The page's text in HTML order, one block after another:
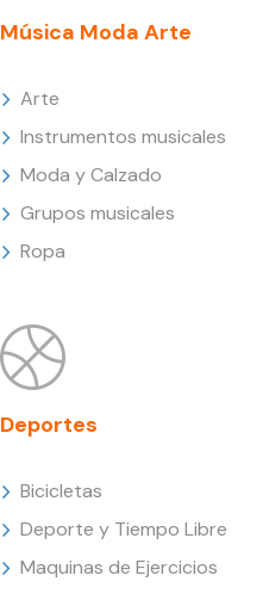
Música Moda Arte
Arte
Instrumentos musicales
Moda y Calzado
Grupos musicales
Ropa
Deportes
Bicicletas
Deporte y Tiempo Libre
Maquinas de Ejercicios